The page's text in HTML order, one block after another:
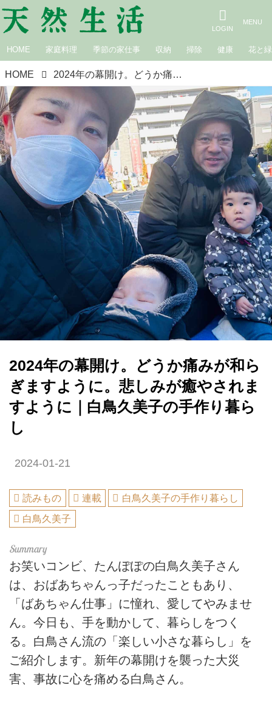
HOME 家庭料理 季節の家仕事 収納 掃除 健康 花と緑
HOME 2024年の幕開け。どうか痛みが和らぎますように。悲しみが癒やされますように｜白鳥久美子の手作り暮らし
2024年の幕開け。どうか痛みが和ら
ぎますように。悲しみが癒やされま
すように｜白鳥久美子の手作り暮ら
し
2024-01-21
読みもの 連載
白鳥久美子の手作り暮らし
白鳥久美子
お笑いコンビ、たんぽぽの白鳥久美子さん
は、おばあちゃんっ子だったこともあり、
「ばあちゃん仕事」に憧れ、愛してやみませ
ん。今日も、手を動かして、暮らしをつく
る。白鳥さん流の「楽しい小さな暮らし」を
ご紹介します。新年の幕開けを襲った大災
害、事故に心を痛める白鳥さん。